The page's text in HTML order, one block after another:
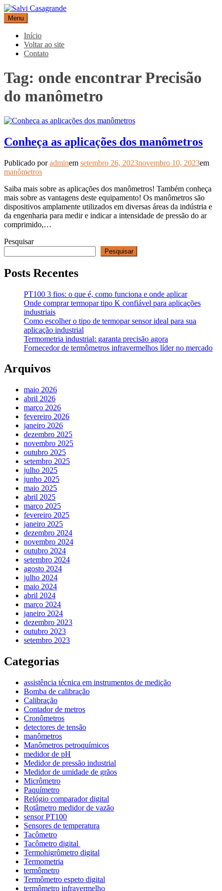
Pular
para
o
conteúdo
Salvi Casagrande
Especialistas em equipamentos de medição e automação
Menu
Início
Voltar ao site
Contato
Tag: onde encontrar Precisão
do manômetro
Conheça as aplicações dos manômetros
Publicado poradminem setembro 26, 2023novembro 10, 2023em
manômetros
Saiba mais sobre as aplicações dos manômetros! Também conheça
mais sobre as vantagens deste equipamento! Os manômetros são
dispositivos amplamente utilizados em diversas áreas da indústria e
da engenharia para medir e indicar a intensidade de pressão do ar
comprimido,…
Pesquisar
Pesquisar
Posts Recentes
PT100 3 fios: o que é, como funciona e onde aplicar
Onde comprar termopar tipo K confiável para aplicações
industriais
Como escolher o tipo de termopar sensor ideal para sua
aplicação industrial
Termometria industrial: garanta precisão agora
Fornecedor de termômetros infravermelhos líder no mercado
Arquivos
maio 2026
abril 2026
março 2026
fevereiro 2026
janeiro 2026
dezembro 2025
novembro 2025
outubro 2025
setembro 2025
julho 2025
junho 2025
maio 2025
abril 2025
março 2025
fevereiro 2025
janeiro 2025
dezembro 2024
novembro 2024
outubro 2024
setembro 2024
agosto 2024
julho 2024
maio 2024
abril 2024
março 2024
janeiro 2024
dezembro 2023
outubro 2023
setembro 2023
Categorias
assistência técnica em instrumentos de medição
Bomba de calibração
Calibração
Contador de metros
Cronômetros
detectores de tensão
manômetros
Manômetros petroquímicos
medidor de pH
Medidor de pressão industrial
Medidor de umidade de grãos
Micrômetro
Paquímetro
Relógio comparador digital
Rotâmetro medidor de vazão
sensor PT100
Sensores de temperatura
Tacômetro
Tacômetro digital
Termohigrômetro digital
Termometria
termômetro
Termômetro espeto digital
termômetro infravermelho